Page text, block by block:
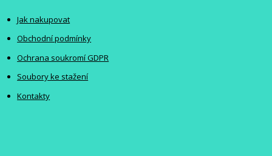
Jak nakupovat
Obchodní podmínky
Ochrana soukromí GDPR
Soubory ke stažení
Kontakty